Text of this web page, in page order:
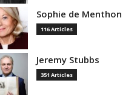
Sophie de Menthon
116 Articles
Jeremy Stubbs
351 Articles